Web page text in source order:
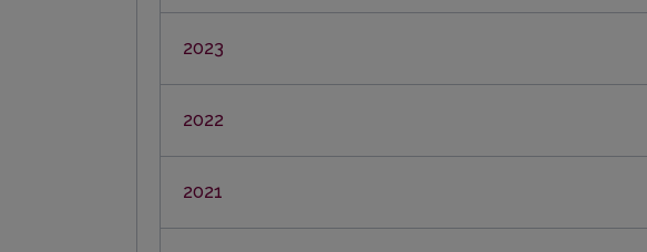
2023
2022
2021